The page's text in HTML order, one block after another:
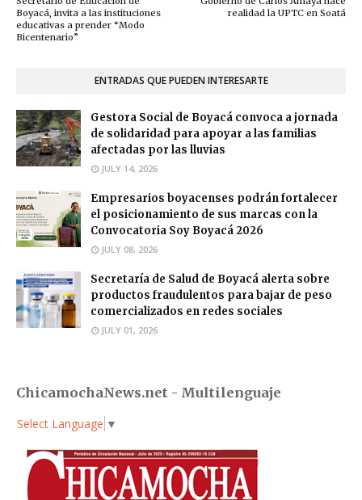
realidad la UPTC en Soatá
Boyacá, invita a las instituciones
educativas a prender “Modo
Bicentenario”
ENTRADAS QUE PUEDEN INTERESARTE
Gestora Social de Boyacá convoca a jornada
de solidaridad para apoyar a las familias
afectadas por las lluvias
JULY 14, 2026
Empresarios boyacenses podrán fortalecer
el posicionamiento de sus marcas con la
Convocatoria Soy Boyacá 2026
JULY 08, 2026
Secretaría de Salud de Boyacá alerta sobre
productos fraudulentos para bajar de peso
comercializados en redes sociales
JULY 01, 2026
ChicamochaNews.net - Multilenguaje
Select Language ▼